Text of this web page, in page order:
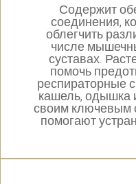
Содержит
соединения,
облегчить
числе
суставах.
помочь
респираторные
кашель, одышка
своим ключевым
помогают